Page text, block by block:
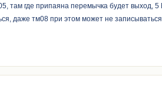
где припаяна перемычка будет выход, 5
даже тм08 при этом может не